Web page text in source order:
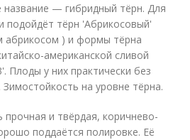
— гибридный тёрн. Для
подойдёт тёрн 'Абрикосовый'
абрикосом ) и формы тёрна
американской сливой
Плоды у них практически без
на уровне тёрна.
прочная и твёрдая, коричнево-
поддаётся полировке. Её